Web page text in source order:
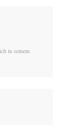
in seinem